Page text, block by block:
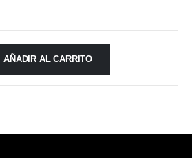
AÑADIR AL CARRITO